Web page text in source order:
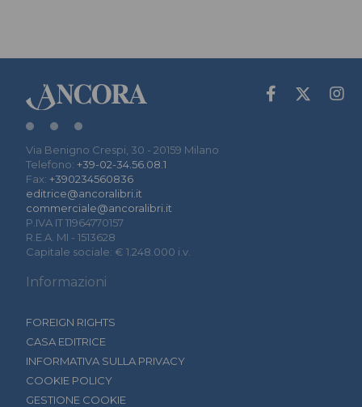
Via Benigno Crespi, 30 - 20159 Milano
Telefono: +39-02-34.56.08.1
Fax: +390234560836
editrice@ancoralibri.it
commerciale@ancoralibri.it
P.IVA IT 11964770157
R.E.A. MI - 1513628
Capitale sociale: € 1.248.000 i.v.
Informazioni
FOREIGN RIGHTS
CASA EDITRICE
INFORMATIVA SULLA PRIVACY
COOKIE POLICY
GESTIONE COOKIE